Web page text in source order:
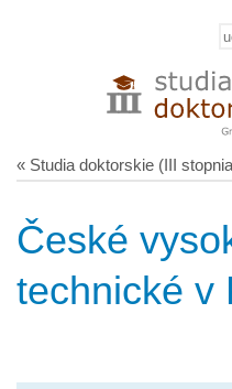
« Studia doktorskie (III
České
technické v